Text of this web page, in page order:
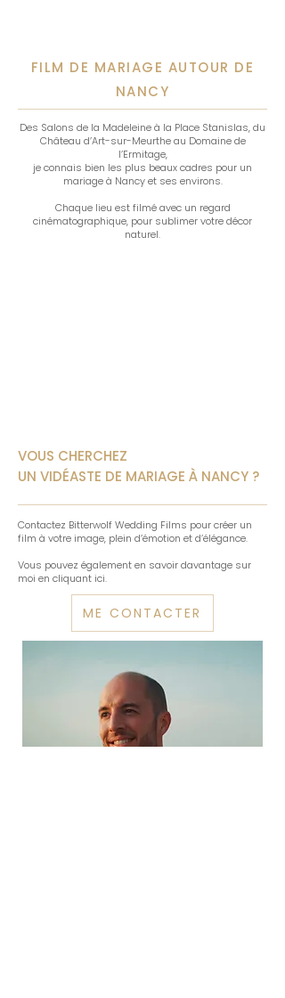
FILM DE MARIAGE AUTOUR DE
NANCY
Des Salons de la Madeleine à la Place Stanislas, du
Château d’Art-sur-Meurthe au Domaine de
l’Ermitage,
je connais bien les plus beaux cadres pour un
mariage à Nancy et ses environs.
Chaque lieu est filmé avec un regard
cinématographique, pour sublimer votre décor
naturel.
VOUS CHERCHEZ
UN VIDÉASTE DE MARIAGE À NANCY ?
Contactez Bitterwolf Wedding Films pour créer un
film à votre image, plein d’émotion et d’élégance.
Vous pouvez également en savoir davantage sur
moi en cliquant ici.​
ME CONTACTER